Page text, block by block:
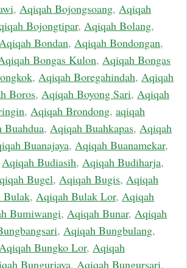
, Aqiqah Bojongsoang, Aqiqah
Bojongtipar, Aqiqah Bolang,
Bondan, Aqiqah Bondongan,
Bongas Kulon, Aqiqah Bongas
, Aqiqah Boregahindah, Aqiqah
Boros, Aqiqah Boyong Sari, Aqiqah
, Aqiqah Brondong, aqiqah
Buahdua, Aqiqah Buahkapas, Aqiqah
Buanajaya, Aqiqah Buanamekar,
Aqiqah Budiasih, Aqiqah Budiharja,
Bugel, Aqiqah Bugis, Aqiqah
Bulak, Aqiqah Bulak Lor, Aqiqah
Bumiwangi, Aqiqah Bunar, Aqiqah
, Aqiqah Bungbulang,
Bungko Lor, Aqiqah
Bungurjaya, Aqiqah Bungursari,